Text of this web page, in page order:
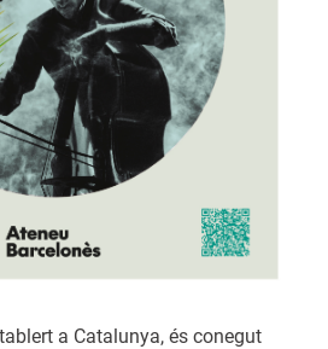
a Catalunya, és conegut